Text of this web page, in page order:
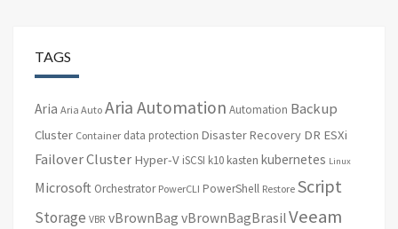
TAGS
Aria Aria Auto Aria Automation Automation Backup
Cluster Container data protection Disaster Recovery DR ESXi
Failover Cluster Hyper-V iSCSI k10 kasten kubernetes Linux
Microsoft Orchestrator PowerCLI PowerShell Restore Script
Storage VBR vBrownBag vBrownBagBrasilVeeam